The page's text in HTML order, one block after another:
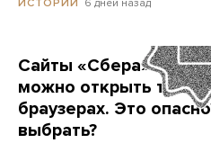
ИСТОРИИ 6 дней назад
Сайты «Сбера» и
можно открыть
браузерах. Это
выбрать?